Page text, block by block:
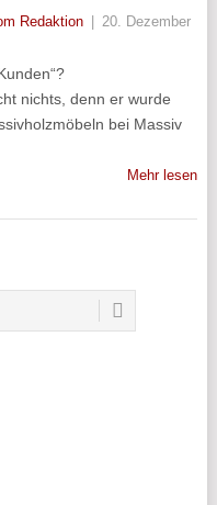
Redaktion
20. Dezember
nichts, denn er wurde
bei Massiv
Mehr lesen